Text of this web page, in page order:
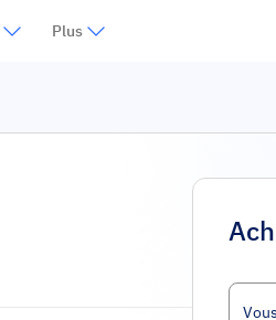
Plus